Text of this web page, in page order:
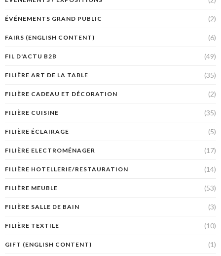
ÉVÉNEMENTS GRAND PUBLIC (2)
FAIRS (ENGLISH CONTENT) (6)
FIL D'ACTU B2B (49)
FILIÈRE ART DE LA TABLE (35)
FILIÈRE CADEAU ET DÉCORATION (2)
FILIÈRE CUISINE (35)
FILIÈRE ÉCLAIRAGE (5)
FILIÈRE ELECTROMÉNAGER (17)
FILIÈRE HOTELLERIE/RESTAURATION (14)
FILIÈRE MEUBLE (53)
FILIÈRE SALLE DE BAIN (3)
FILIÈRE TEXTILE (10)
GIFT (ENGLISH CONTENT) (1)